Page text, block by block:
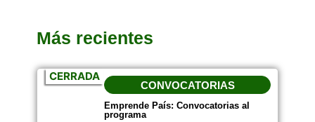
Más recientes
CERRADA
CONVOCATORIAS
Emprende País: Convocatorias al
programa